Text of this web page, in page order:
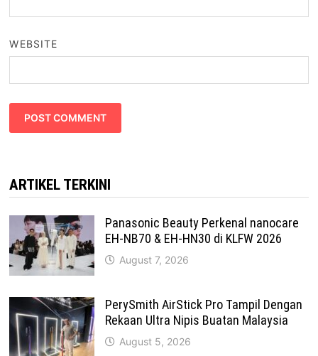
WEBSITE
ARTIKEL TERKINI
Panasonic Beauty Perkenal nanocare
EH-NB70 & EH-HN30 di KLFW 2026
August 7, 2026
PerySmith AirStick Pro Tampil Dengan
Rekaan Ultra Nipis Buatan Malaysia
August 5, 2026